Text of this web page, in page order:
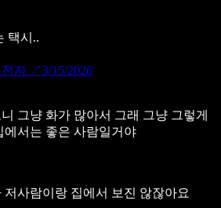
택시..
자 ↗3/15/2026
그냥 화가 많아서 그래 그냥 그렇게
서는 좋은 사람일거야
저사람이랑 집에서 보진 않잖아요